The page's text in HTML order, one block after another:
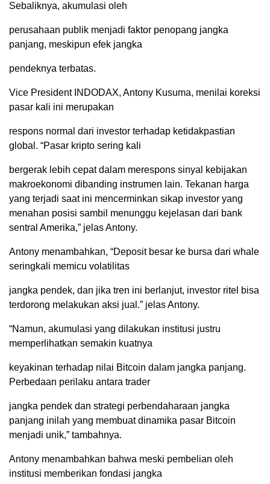
Sebaliknya, akumulasi oleh
perusahaan publik menjadi faktor penopang jangka
panjang, meskipun efek jangka
pendeknya terbatas.
Vice President INDODAX, Antony Kusuma, menilai koreksi
pasar kali ini merupakan
respons normal dari investor terhadap ketidakpastian
global. “Pasar kripto sering kali
bergerak lebih cepat dalam merespons sinyal kebijakan
makroekonomi dibanding instrumen lain. Tekanan harga
yang terjadi saat ini mencerminkan sikap investor yang
menahan posisi sambil menunggu kejelasan dari bank
sentral Amerika,” jelas Antony.
Antony menambahkan, “Deposit besar ke bursa dari whale
seringkali memicu volatilitas
jangka pendek, dan jika tren ini berlanjut, investor ritel bisa
terdorong melakukan aksi jual.” jelas Antony.
“Namun, akumulasi yang dilakukan institusi justru
memperlihatkan semakin kuatnya
keyakinan terhadap nilai Bitcoin dalam jangka panjang.
Perbedaan perilaku antara trader
jangka pendek dan strategi perbendaharaan jangka
panjang inilah yang membuat dinamika pasar Bitcoin
menjadi unik,” tambahnya.
Antony menambahkan bahwa meski pembelian oleh
institusi memberikan fondasi jangka